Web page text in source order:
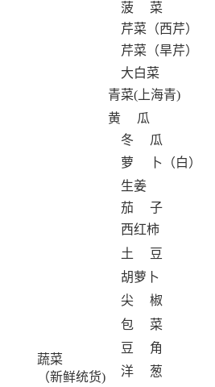
蔬菜
（新鲜统货)
菠 菜
芹菜（西芹）
芹菜（旱芹）
大白菜
青菜(上海青)
黄 瓜
冬 瓜
萝 卜（白）
生姜
茄 子
西红柿
土 豆
胡萝卜
尖 椒
包 菜
豆 角
洋 葱